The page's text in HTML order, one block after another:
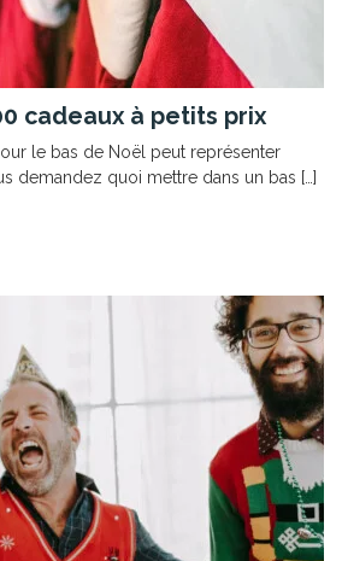
cadeaux à petits prix
le bas de Noël peut représenter
demandez quoi mettre dans un bas […]